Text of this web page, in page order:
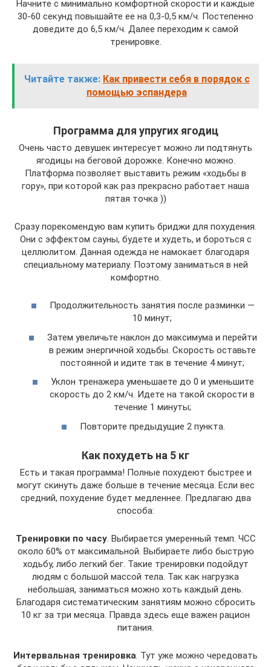
Начните с минимально комфортной скорости и каждые
30-60 секунд повышайте ее на 0,3-0,5 км/ч. Постепенно
доведите до 6,5 км/ч. Далее переходим к самой
тренировке.
Читайте также: Как привести себя в порядок с
помощью эспандера
Программа для упругих ягодиц
Очень часто девушек интересует можно ли подтянуть
ягодицы на беговой дорожке. Конечно можно.
Платформа позволяет выставить режим «ходьбы в
гору», при которой как раз прекрасно работает наша
пятая точка ))
Сразу порекомендую вам купить бриджи для похудения.
Они с эффектом сауны, будете и худеть, и бороться с
целлюлитом. Данная одежда не намокает благодаря
специальному материалу. Поэтому заниматься в ней
комфортно.
Продолжительность занятия после разминки —
10 минут;
Затем увеличьте наклон до максимума и перейти
в режим энергичной ходьбы. Скорость оставьте
постоянной и идите так в течение 4 минут;
Уклон тренажера уменьшаете до 0 и уменьшите
скорость до 2 км/ч. Идете на такой скорости в
течение 1 минуты;
Повторите предыдущие 2 пункта.
Как похудеть на 5 кг
Есть и такая программа! Полные похудеют быстрее и
могут скинуть даже больше в течение месяца. Если вес
средний, похудение будет медленнее. Предлагаю два
способа:
Тренировки по часу. Выбирается умеренный темп. ЧСС
около 60% от максимальной. Выбираете либо быструю
ходьбу, либо легкий бег. Такие тренировки подойдут
людям с большой массой тела. Так как нагрузка
небольшая, заниматься можно хоть каждый день.
Благодаря систематическим занятиям можно сбросить
10 кг за три месяца. Правда здесь еще важен рацион
питания.
Интервальная тренировка . Тут уже можно чередовать